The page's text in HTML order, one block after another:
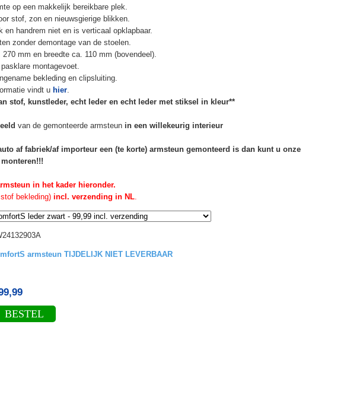
op een makkelijk bereikbare plek.
stof, zon en nieuwsgierige blikken.
en handrem niet en is verticaal opklapbaar.
zonder demontage van de stoelen.
mm en breedte ca. 110 mm (bovendeel).
montagevoet.
bekleding en clipsluiting.
vindt u hier.
stof, kunstleder, echt leder en echt leder met stiksel in kleur**
van de gemonteerde armsteun in een willekeurig interieur
af fabriek/af importeur een (te korte) armsteun gemonteerd is dan kunt u onze
in het kader hieronder.
bekleding)incl. verzending in NL.
armsteun TIJDELIJK NIET LEVERBAAR
BESTEL